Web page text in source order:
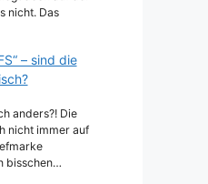
nicht. Das
– sind die
anders?! Die
nicht immer auf
bisschen…